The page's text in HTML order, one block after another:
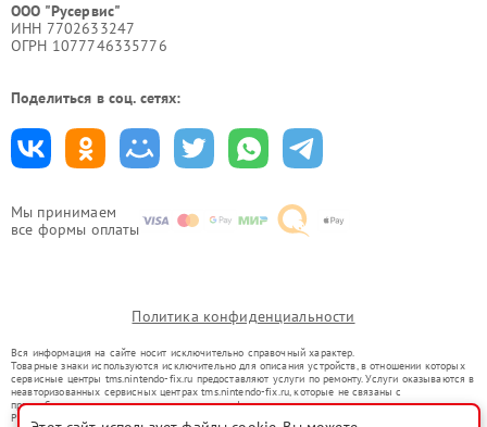
Мы принимаем
все формы оплаты
ООО "Русервис"
ИНН 7702633247
ОГРН 1077746335776
Поделиться в соц. сетях:
Политика конфиденциальности
Вся информация на сайте носит исключительно справочный характер.
Товарные знаки используются исключительно для описания устройств, в отношении которых
сервисные центры tms.nintendo-fix.ru предоставляют услуги по ремонту. Услуги оказываются в
неавторизованных сервисных центрах tms.nintendo-fix.ru, которые не связаны с
правообладателями товарных знаков или их официальными представителями.
Ремонт осуществляется для устройств, уже введенных в гражданский оборот в соответствии